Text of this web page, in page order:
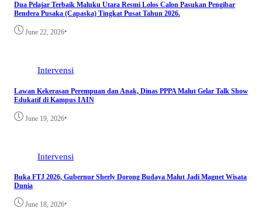
Dua Pelajar Terbaik Maluku Utara Resmi Lolos Calon Pasukan Pengibar
Bendera Pusaka (Capaska) Tingkat Pusat Tahun 2026.
June 22, 2026•
Intervensi
Lawan Kekerasan Perempuan dan Anak, Dinas PPPA Malut Gelar Talk Show
Edukatif di Kampus IAIN
June 19, 2026•
Intervensi
Buka FTJ 2026, Gubernur Sherly Dorong Budaya Malut Jadi Magnet Wisata
Dunia
June 18, 2026•